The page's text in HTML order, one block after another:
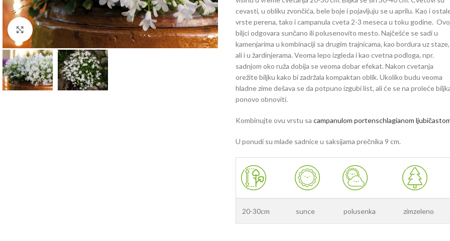
Klknite da uvećate
cevasti, u obliku zvončića, bele boje i pojavljuju se u aprilu. Kao i
vrste perena, tako i campanula cveta 2-3 meseca u toku godine.
biljci odgovara sunčano ili polusenovito mesto. Najčešće se sadi u
kamenjarima u kombinaciji sa drugim trajnicama, kao bordura uz staze,
ali i u žardinjerama. Veoma lepo izgleda i kao cvetna podloga, npr.
sadnjom oko ruža dobija se veoma dobar efekat. Nakon cvetanja
orežite biljku kako bi zadržala kompaktan oblik. Ukoliko budu veoma
hladne zime dešava se da potpuno izgubi list, ali će se na proleće
ponovo obnoviti.
Kombinujte ovu vrstu sacampanulom portenschlagianom
U ponudi su mlade sadnice u saksijama prečnika 9 cm.
20-30cm sunce polusenka zimzeleno